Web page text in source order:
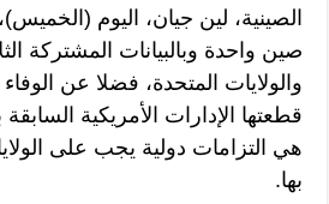
الصينية، لين جيان، اليوم (الخميس)،
صين واحدة وبالبيانات المشتركة
والولايات المتحدة، فضلا عن الوفاء
قطعتها الإدارات الأمريكية
هي التزامات دولية يجب على
بها.